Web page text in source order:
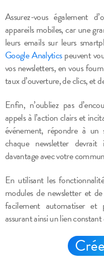
Assurez-vous également
appareils mobiles, car une
leurs emails sur leurs
Google Analyticspeuvent
vos newsletters, en vous
taux d’ouverture, de clics, et
Enfin, n’oubliez pas
appels à l’action clairs et
événement, répondre à
chaque newsletter devrait
davantage avec votre
En utilisant les
modules de newsletter et
facilement automatiser et
assurant ainsi un lien